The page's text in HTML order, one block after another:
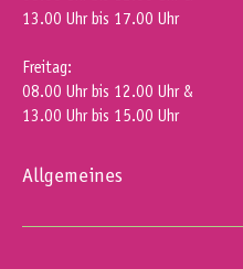
13.00 Uhr bis 17.00 Uhr
Freitag:
08.00 Uhr bis 12.00 Uhr &
13.00 Uhr bis 15.00 Uhr
Allgemeines